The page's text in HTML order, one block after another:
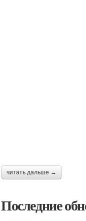
читать дальше →
Последние